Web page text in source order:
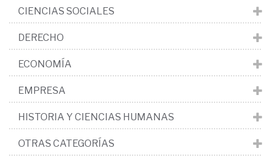
CIENCIAS SOCIALES
DERECHO
ECONOMÍA
EMPRESA
HISTORIA Y CIENCIAS HUMANAS
OTRAS CATEGORÍAS